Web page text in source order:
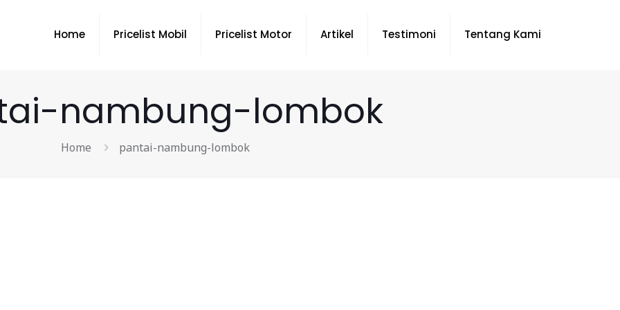
Home Pricelist Mobil Pricelist Motor Artikel Testimoni Tentang Kami
nambung-lombok
Home pantai-nambung-lombok